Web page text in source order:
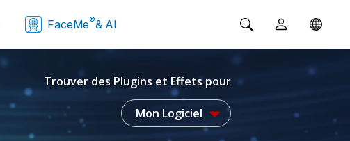
FaceMe®& AI
Trouver des Plugins et Effets pour
Mon Logiciel